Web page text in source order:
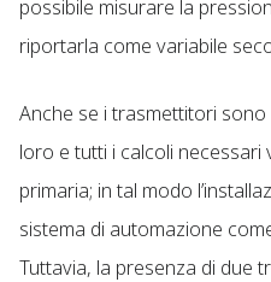
possibile misurare la
riportarla come variabile
Anche se i trasmettitori
loro e tutti i calcoli necessari
primaria; in tal modo
sistema di automazione
Tuttavia, la presenza di due